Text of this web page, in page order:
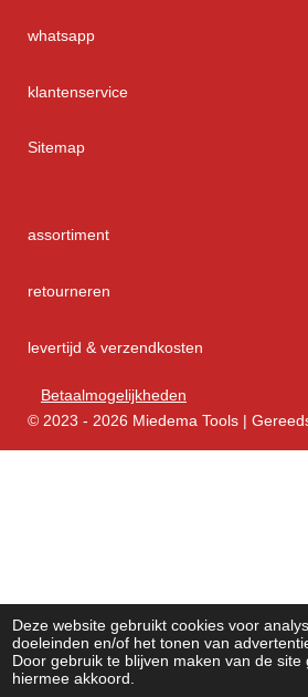
Deze website gebruikt cookies voor
doeleinden en/of het tonen van
Door gebruik te blijven maken van de site
hiermee akkoord.
whatsapp
klantenservice
Sitemap
assortiment
retourneren
levertijd & verzendkosten
Betaalmogelijkheden
© 2023 - 2026 Miedema Tools |